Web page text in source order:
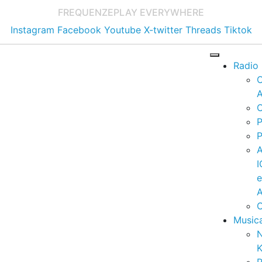
FREQUENZEPLAY EVERYWHERE
Instagram Facebook Youtube X-twitter Threads Tiktok
Radio
e